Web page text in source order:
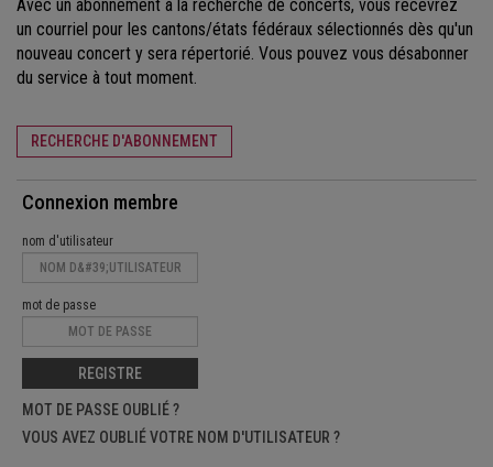
Avec un abonnement à la recherche de concerts, vous recevrez
un courriel pour les cantons/états fédéraux sélectionnés dès qu'un
nouveau concert y sera répertorié. Vous pouvez vous désabonner
du service à tout moment.
RECHERCHE D'ABONNEMENT
Connexion membre
nom d'utilisateur
mot de passe
REGISTRE
MOT DE PASSE OUBLIÉ ?
VOUS AVEZ OUBLIÉ VOTRE NOM D'UTILISATEUR ?